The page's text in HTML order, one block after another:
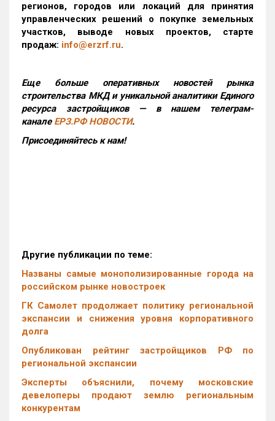
регионов, городов или локаций для принятия
управленческих решений о покупке земельных
участков, выводе новых проектов, старте
продаж: info@erzrf.ru.
Еще больше оперативных новостей рынка
строительства МКД и уникальной аналитики Единого
ресурса застройщиков — в нашем телеграм-
канале ЕРЗ.РФ НОВОСТИ.
Присоединяйтесь к нам!
Другие публикации по теме:
Названы самые монополизированные города на
российском рынке новостроек
ГК Самолет продолжает политику региональной
экспансии и снижения уровня корпоративного
долга
Опубликован рейтинг застройщиков РФ по
региональной экспансии
Эксперты объяснили, почему московские
девелоперы продают землю региональным
конкурентам